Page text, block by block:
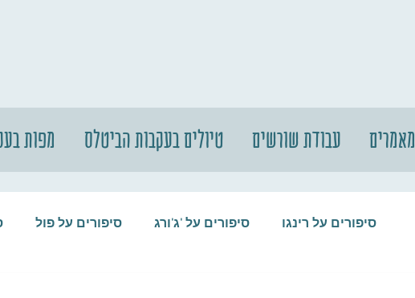
מפות טיולים בעקבות הביטלס עבודת שורשים מאמרים
סיפורים על פול סיפורים על 'ג'ורג סיפורים על רינגו